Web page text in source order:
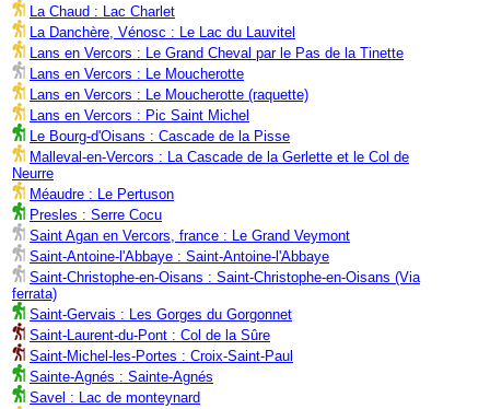
La Chaud : Lac Charlet
La Danchère, Vénosc : Le Lac du Lauvitel
Lans en Vercors : Le Grand Cheval par le Pas de la Tinette
Lans en Vercors : Le Moucherotte
Lans en Vercors : Le Moucherotte (raquette)
Lans en Vercors : Pic Saint Michel
Le Bourg-d'Oisans : Cascade de la Pisse
Malleval-en-Vercors : La Cascade de la Gerlette et le Col de
Neurre
Méaudre : Le Pertuson
Presles : Serre Cocu
Saint Agan en Vercors, france : Le Grand Veymont
Saint-Antoine-l'Abbaye : Saint-Antoine-l'Abbaye
Saint-Christophe-en-Oisans : Saint-Christophe-en-Oisans (Via
ferrata)
Saint-Gervais : Les Gorges du Gorgonnet
Saint-Laurent-du-Pont : Col de la Sûre
Saint-Michel-les-Portes : Croix-Saint-Paul
Sainte-Agnés : Sainte-Agnés
Savel : Lac de monteynard